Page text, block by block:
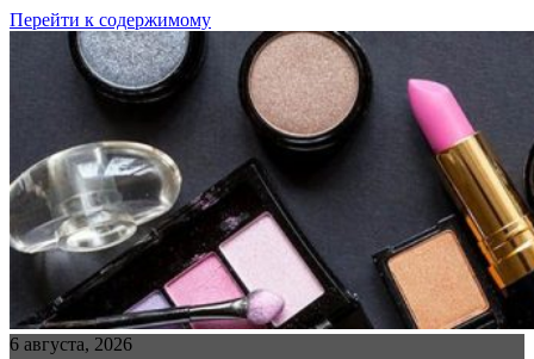
Перейти к содержимому
6 августа, 2026